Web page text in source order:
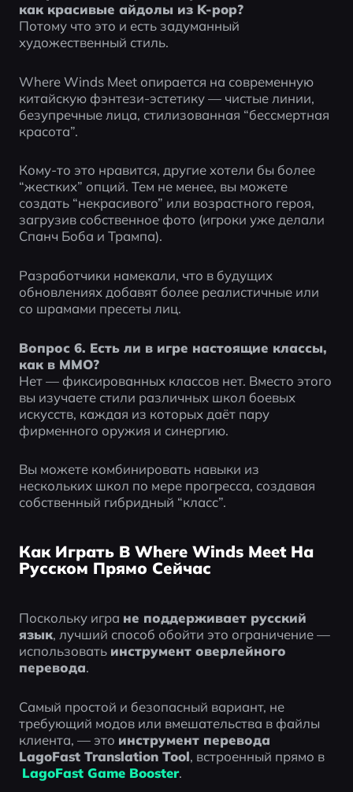
как красивые айдолы из K-pop?
Потому что это и есть задуманный
художественный стиль.
Where Winds Meet опирается на современную
китайскую фэнтези-эстетику — чистые линии,
безупречные лица, стилизованная “бессмертная
красота”.
Кому-то это нравится, другие хотели бы более
“жестких” опций. Тем не менее, вы можете
создать “некрасивого” или возрастного героя,
загрузив собственное фото (игроки уже делали
Спанч Боба и Трампа).
Разработчики намекали, что в будущих
обновлениях добавят более реалистичные или
со шрамами пресеты лиц.
Вопрос 6. Есть ли в игре настоящие классы,
как в MMO?
Нет — фиксированных классов нет. Вместо этого
вы изучаете стили различных школ боевых
искусств, каждая из которых даёт пару
фирменного оружия и синергию.
Вы можете комбинировать навыки из
нескольких школ по мере прогресса, создавая
собственный гибридный “класс”.
Как Играть В Where Winds Meet На
Русском Прямо Сейчас
Поскольку игра не поддерживает русский
язык, лучший способ обойти это ограничение —
использовать инструмент оверлейного
перевода.
Самый простой и безопасный вариант, не
требующий модов или вмешательства в файлы
клиента, — это инструмент перевода
LagoFast Translation Tool, встроенный прямо в
LagoFast Game Booster.